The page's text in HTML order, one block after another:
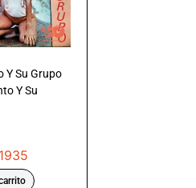
Y Su Grupo
Y Su